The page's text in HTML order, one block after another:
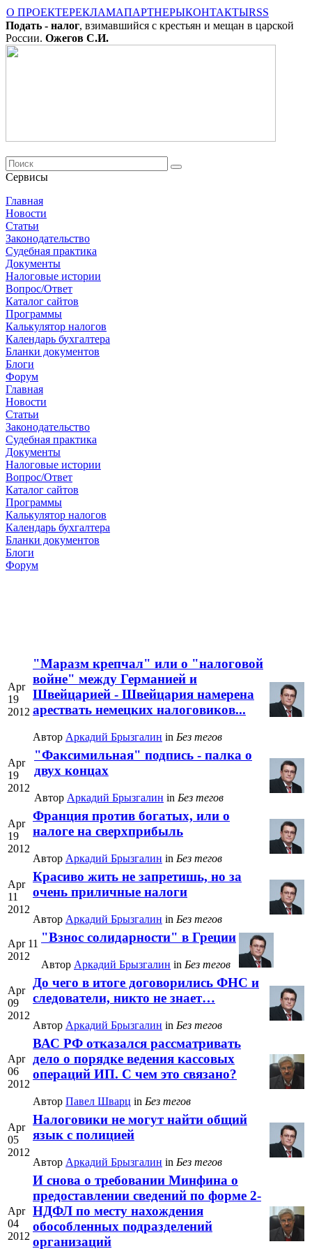
О ПРОЕКТЕРЕКЛАМАПАРТНЕРЫКОНТАКТЫRSS
Подать - налог, взимавшийся с крестьян и мещан в царской
России. Ожегов С.И.
Сервисы
Главная
Новости
Cтатьи
Законодательство
Судебная практика
Документы
Налоговые истории
Вопрос/Ответ
Каталог сайтов
Программы
Калькулятор налогов
Календарь бухгалтера
Бланки документов
Блоги
Форум
Главная
Новости
Cтатьи
Законодательство
Судебная практика
Документы
Налоговые истории
Вопрос/Ответ
Каталог сайтов
Программы
Калькулятор налогов
Календарь бухгалтера
Бланки документов
Блоги
Форум
Apr
19
2012
"Маразм крепчал" или о "налоговой
войне" между Германией и
Швейцарией - Швейцария намерена
арествать немецких налоговиков...
Автор Аркадий Брызгалин in Без тегов
Apr
19
2012
"Факсимильная" подпись - палка о
двух концах
Автор Аркадий Брызгалин in Без тегов
Apr
19
2012
Франция против богатых, или о
налоге на сверхприбыль
Автор Аркадий Брызгалин in Без тегов
Apr
11
2012
Красиво жить не запретишь, но за
очень приличные налоги
Автор Аркадий Брызгалин in Без тегов
Apr 11
2012
"Взнос солидарности" в Греции
Автор Аркадий Брызгалин in Без тегов
Apr
09
2012
До чего в итоге договорились ФНС и
следователи, никто не знает…
Автор Аркадий Брызгалин in Без тегов
Apr
06
2012
ВАС РФ отказался рассматривать
дело о порядке ведения кассовых
операций ИП. С чем это связано?
Автор Павел Шварц in Без тегов
Apr
05
2012
Налоговики не могут найти общий
язык с полицией
Автор Аркадий Брызгалин in Без тегов
Apr
04
2012
И снова о требовании Минфина о
предоставлении сведений по форме 2-
НДФЛ по месту нахождения
обособленных подразделений
организаций